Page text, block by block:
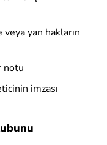
yan hakların
notu
imzası